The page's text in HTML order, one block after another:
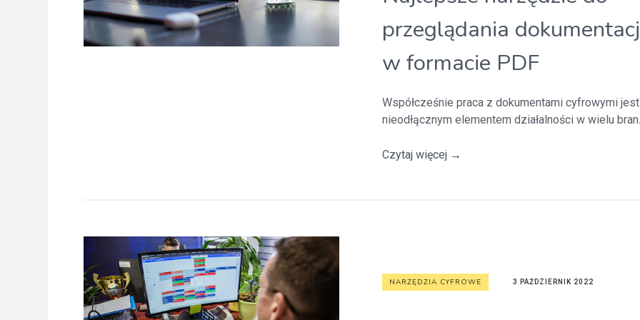
przeglądania
w formacie PDF
Współcześnie praca z dokumentami cyfrowymi jest
nieodłącznym elementem działalności w wielu
Czytaj więcej →
NARZĘDZIA CYFROWE 3 PAŹDZIERNIK 2022